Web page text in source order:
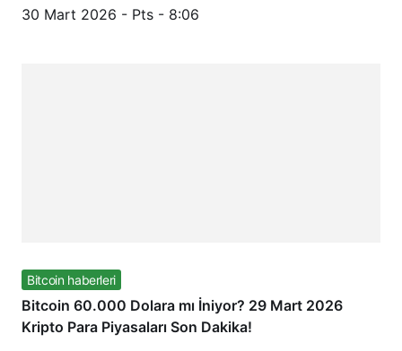
30 Mart 2026 - Pts - 8:06
Bitcoin haberleri
Bitcoin 60.000 Dolara mı İniyor? 29 Mart 2026
Kripto Para Piyasaları Son Dakika!